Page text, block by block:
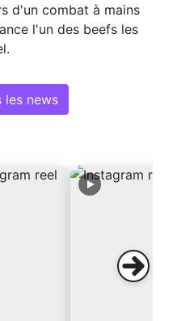
d'un combat à mains
l'un des beefs les
les news